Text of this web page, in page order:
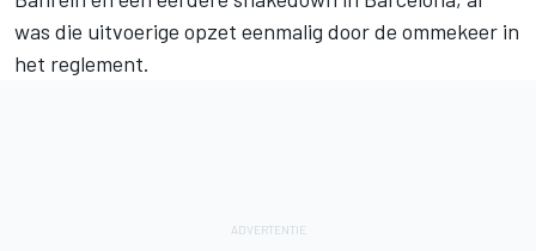
was die uitvoerige opzet eenmalig door de ommekeer in
het reglement.